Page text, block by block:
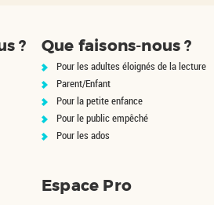
correspondance off...
? Que faisons-nous ?
Pour les adultes éloignés de la lecture
Parent/Enfant
Pour la petite enfance
Pour le public empêché
Pour les ados
Espace Pro